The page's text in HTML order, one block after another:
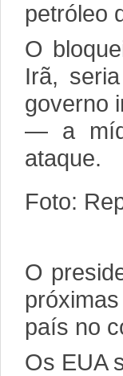
petróleo
O
Irã,
governo
— a
ataque.
Foto:
O
país no
Os EUA